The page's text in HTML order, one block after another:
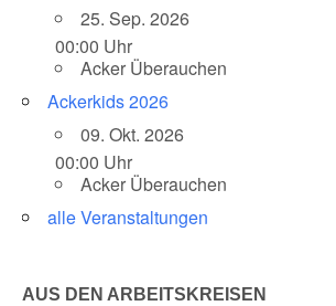
25. Sep. 2026
00:00 Uhr
Acker Überauchen
Ackerkids 2026
09. Okt. 2026
00:00 Uhr
Acker Überauchen
alle Veranstaltungen
AUS DEN ARBEITSKREISEN